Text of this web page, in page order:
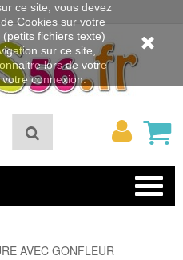
Rechercher
Mon
AVEC GONFLEUR
ce site, vous devez
Cookies sur votre
fichiers texte)
sur ce site,
lors de votre
connexion.